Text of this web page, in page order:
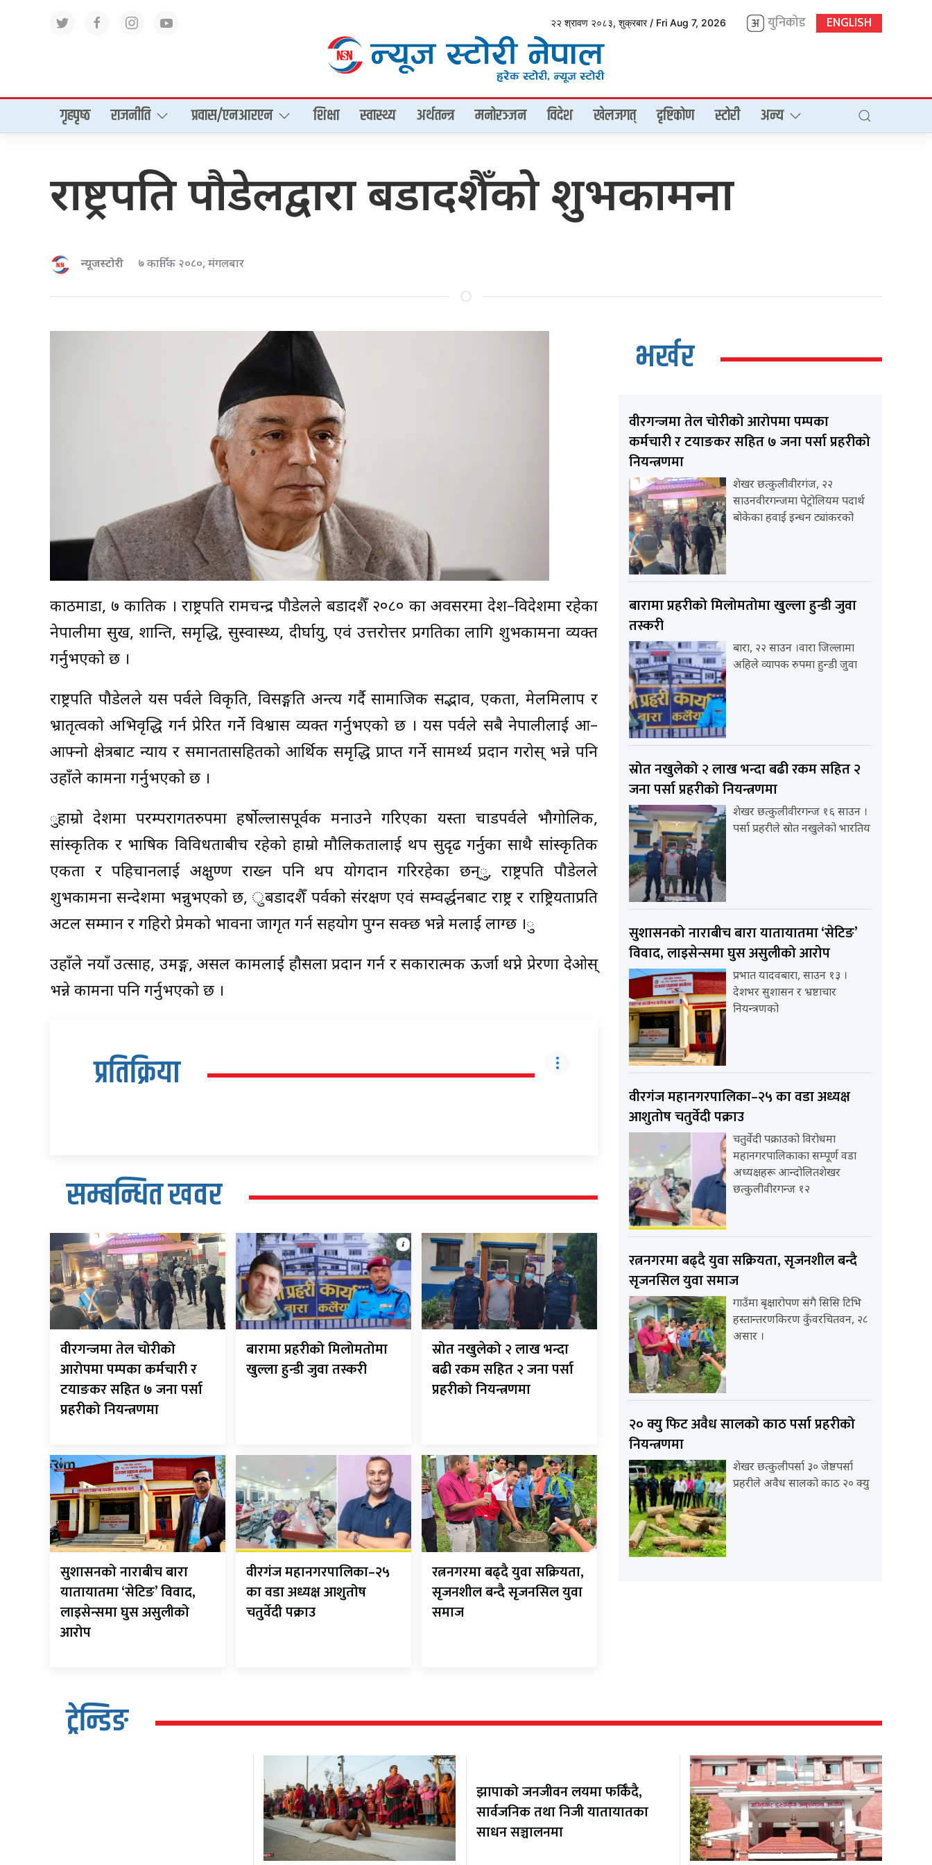
२२ श्रावण २०८३, शुक्रबार / Fri Aug 7, 2026 युनिकोड ENGLISH
गृहपृष्‍ठ राजनीति प्रवास/एनआरएन शिक्षा स्वास्थ्य अर्थतन्त्र मनोरञ्जन विदेश खेलजगत् दृष्टिकोण स्टोरी अन्य
राष्ट्रपति पौडेलद्वारा बडादशैँको शुभकामना
न्यूजस्टोरी ७ कार्तिक २०८०, मंगलबार
काठमाडौं, ७ कातिक । राष्ट्रपति रामचन्द्र पौडेलले बडादशैँ २०८० का अवसरमा देश–विदेशमा रहेका
नेपालीमा सुख, शान्ति, समृद्धि, सुस्वास्थ्य, दीर्घायु, एवं उत्तरोत्तर प्रगतिका लागि शुभकामना व्यक्त
गर्नुभएको छ ।
राष्ट्रपति पौडेलले यस पर्वले विकृति, विसङ्गति अन्त्य गर्दै सामाजिक सद्भाव, एकता, मेलमिलाप र
भ्रातृत्वको अभिवृद्धि गर्न प्रेरित गर्ने विश्वास व्यक्त गर्नुभएको छ । यस पर्वले सबै नेपालीलाई आ–
आफ्नो क्षेत्रबाट न्याय र समानतासहितको आर्थिक समृद्धि प्राप्त गर्ने सामर्थ्य प्रदान गरोस् भन्ने पनि
उहाँले कामना गर्नुभएको छ ।
ुहाम्रो देशमा परम्परागतरुपमा हर्षोल्लासपूर्वक मनाउने गरिएका यस्ता चाडपर्वले भौगोलिक,
सांस्कृतिक र भाषिक विविधताबीच रहेको हाम्रो मौलिकतालाई थप सुदृढ गर्नुका साथै सांस्कृतिक
एकता र पहिचानलाई अक्षुण्ण राख्न पनि थप योगदान गरिरहेका छन्ु, राष्ट्रपति पौडेलले
शुभकामना सन्देशमा भन्नुभएको छ, ुबडादशैँ पर्वको संरक्षण एवं सम्वर्द्धनबाट राष्ट्र र राष्ट्रियताप्रति
अटल सम्मान र गहिरो प्रेमको भावना जागृत गर्न सहयोग पुग्न सक्छ भन्ने मलाई लाग्छ ।ु
उहाँले नयाँ उत्साह, उमङ्ग, असल कामलाई हौसला प्रदान गर्न र सकारात्मक ऊर्जा थप्ने प्रेरणा देओस्
भन्ने कामना पनि गर्नुभएको छ ।
प्रतिक्रिया
सम्बन्धित खवर
वीरगन्जमा तेल चोरीको
आरोपमा पम्पका कर्मचारी र
टयाङकर सहित ७ जना पर्सा
प्रहरीको नियन्त्रणमा
बारामा प्रहरीको मिलोमतोमा
खुल्ला हुन्डी जुवा तस्करी
स्रोत नखुलेको २ लाख भन्दा
बढी रकम सहित २ जना पर्सा
प्रहरीको नियन्त्रणमा
सुशासनको नाराबीच बारा
यातायातमा ‘सेटिङ’ विवाद,
लाइसेन्समा घुस असुलीको
आरोप
वीरगंज महानगरपालिका–२५
का वडा अध्यक्ष आशुतोष
चतुर्वेदी पक्राउ
रत्ननगरमा बढ्दै युवा सक्रियता,
सृजनशील बन्दै सृजनसिल युवा
समाज
भर्खर
वीरगन्जमा तेल चोरीको आरोपमा पम्पका
कर्मचारी र टयाङकर सहित ७ जना पर्सा प्रहरीको
नियन्त्रणमा
शेखर छत्कुलीवीरगंज, २२
साउनवीरगन्जमा पेट्रोलियम पदार्थ
बोकेका हवाई इन्धन ट्यांकरको
बारामा प्रहरीको मिलोमतोमा खुल्ला हुन्डी जुवा
तस्करी
बारा, २२ साउन ।वारा जिल्लामा
अहिले व्यापक रुपमा हुन्डी जुवा
स्रोत नखुलेको २ लाख भन्दा बढी रकम सहित २
जना पर्सा प्रहरीको नियन्त्रणमा
शेखर छत्कुलीवीरगन्ज १६ साउन ।
पर्सा प्रहरीले स्रोत नखुलेको भारतिय
सुशासनको नाराबीच बारा यातायातमा ‘सेटिङ’
विवाद, लाइसेन्समा घुस असुलीको आरोप
प्रभात यादवबारा, साउन १३ ।
देशभर सुशासन र भ्रष्टाचार
नियन्त्रणको
वीरगंज महानगरपालिका–२५ का वडा अध्यक्ष
आशुतोष चतुर्वेदी पक्राउ
चतुर्वेदी पक्राउको विरोधमा
महानगरपालिकाका सम्पूर्ण वडा
अध्यक्षहरू आन्दोलितशेखर
छत्कुलीवीरगन्ज १२
रत्ननगरमा बढ्दै युवा सक्रियता, सृजनशील बन्दै
सृजनसिल युवा समाज
गाउँमा बृक्षारोपण संगै सिसि टिभि
हस्तान्तरणकिरण कुँवरचितवन, २८
असार ।
२० क्यु फिट अवैध सालको काठ पर्सा प्रहरीको
नियन्त्रणमा
शेखर छत्कुलीपर्सा ३० जेष्ठपर्सा
प्रहरीले अवैध सालको काठ २० क्यु
ट्रेन्डिङ
झापाको जनजीवन लयमा फर्किँदै,
सार्वजनिक तथा निजी यातायातका
साधन सञ्चालनमा